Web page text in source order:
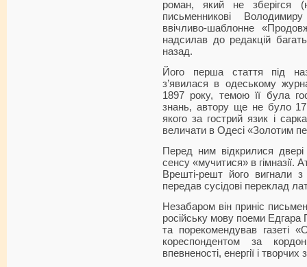
роман, який не зберігся
письменникові
ввічливо-шаблонне
надсилав до редакцій
назад.
Його перша стаття під
з’явилася в одеському
1897 року, темою її була
знань, автору ще не було 17
якого за гострий язик і
величати в Одесі «Золотим
Перед ним відкрилися
сенсу «мучитися» в гімназії.
Врешті-решт його вигнали
передав сусідові переклад
Незабаром він приніс
російську мову поеми
та порекомендував газеті
кореспондентом за
впевненості, енергії і